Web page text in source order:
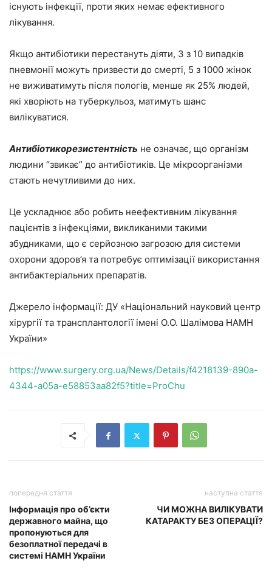
існують інфекції, проти яких немає ефективного
лікування.
Якщо антибіотики перестануть діяти, 3 з 10 випадків
пневмонії можуть призвести до смерті, 5 з 1000 жінок
не виживатимуть після пологів, менше як 25% людей,
які хворіють на туберкульоз, матимуть шанс
вилікуватися.
Антибіотикорезистентність не означає, що організм
людини “звикає” до антибіотиків. Це мікроорганізми
стають нечутливими до них.
Це ускладнює або робить неефективним лікування
пацієнтів з інфекціями, викликаними такими
збудниками, що є серйозною загрозою для системи
охорони здоров’я та потребує оптимізації використання
антибактеріальних препаратів.
Джерело інформації: ДУ «Національний науковий центр
хірургії та трансплантології імені О.О. Шалімова НАМН
України»
https://www.surgery.org.ua/News/Details/f4218139-890a-
4344-a05a-e58853aa82f5?title=ProChu
попередня стаття
Інформація про об’єкти
державного майна, що
пропонуються для
безоплатної передачі в
системі НАМН України
наступна стаття
ЧИ МОЖНА ВИЛІКУВАТИ
КАТАРАКТУ БЕЗ ОПЕРАЦІЇ?